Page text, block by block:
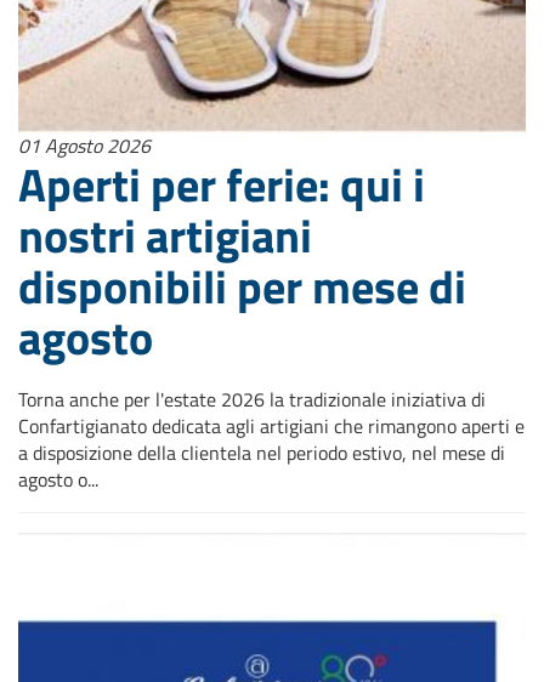
01 Agosto 2026
Aperti per ferie: qui i
nostri artigiani
disponibili per mese di
agosto
Torna anche per l'estate 2026 la tradizionale iniziativa di
Confartigianato dedicata agli artigiani che rimangono aperti e
a disposizione della clientela nel periodo estivo, nel mese di
agosto o...